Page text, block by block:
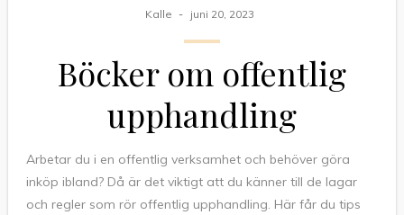
Kalle
juni 20, 2023
Böcker om offentlig
upphandling
Arbetar du i en offentlig verksamhet och behöver göra
inköp ibland? Då är det viktigt att du känner till de lagar
och regler som rör offentlig upphandling. Här får du tips